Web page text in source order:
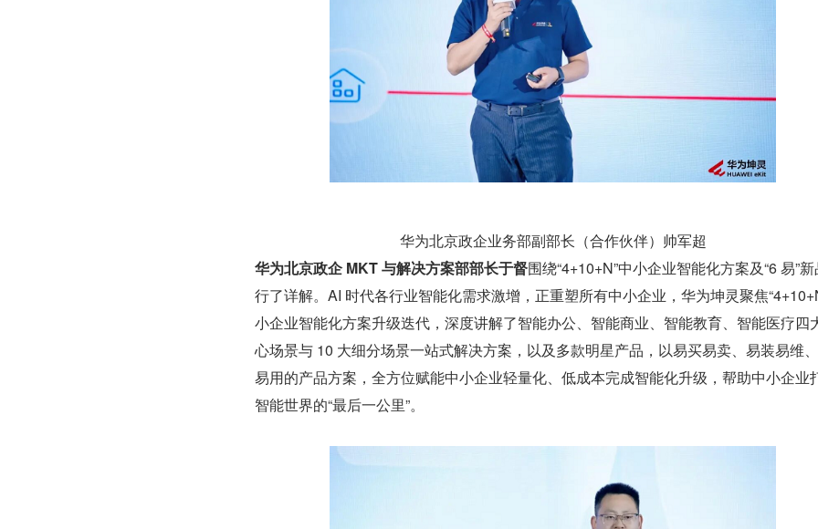
华为北京政企业务部副部长（合作伙伴）帅军超
华为北京政企 MKT 与解决方案部部长于督围绕“4+10+N”中小企业智能化方案及“6 易”
行了详解。AI 时代各行业智能化需求激增，正重塑所有中小企业，华为坤灵聚焦
小企业智能化方案升级迭代，深度讲解了智能办公、智能商业、智能教育、智能医疗四
心场景与 10 大细分场景一站式解决方案，以及多款明星产品，以易买易卖、易装易维
易用的产品方案，全方位赋能中小企业轻量化、低成本完成智能化升级，帮助中小企业
智能世界的“最后一公里”。